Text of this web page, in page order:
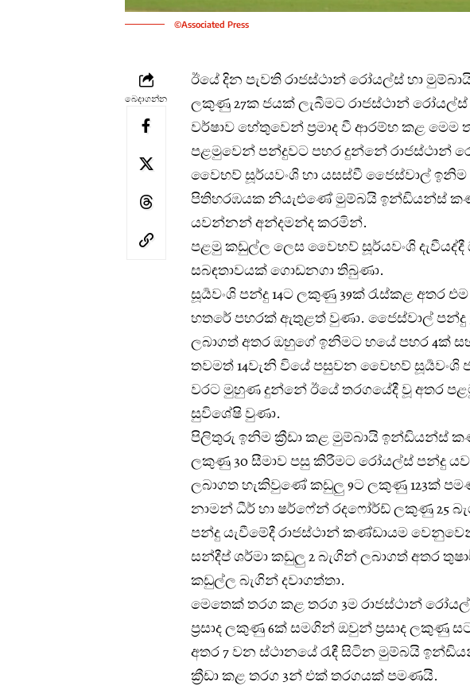
©Associated Press
බෙදාගන්න
ඊයේ දින පැවති රාජස්ථාන් රෝයල්ස් හා
ලකුණු 27ක ජයක් ලැබීමට රාජස්ථාන්
වර්ෂාව හේතුවෙන් ප්‍රමාද වී ආරම්භ කළ මෙම
පළමුවෙන් පන්දුවට පහර දුන්නේ රාජස්ථාන්
වෛභව් සූර්යවංශි හා යසස්වී ජෛස්වාල් ඉනිම
පිතිහරඹයක නියැළුණේ මුම්බයි ඉන්ඩියන්ස්
යවන්නන් අන්දමන්ද කරමින්.
පළමු කඩුල්ල ලෙස වෛභව් සූර්යවංශි
සබඳතාවයක් ගොඩනගා තිබුණා.
සූර්‍යවංශි පන්දු 14ට ලකුණු 39ක් රැස්කළ අතර
හතරේ පහරක් ඇතුළත් වුණා. ජෛස්වාල් පන්දු
ලබාගත් අතර ඔහුගේ ඉනිමට හයේ පහර 4ක්
තවමත් 14වැනි වියේ පසුවන වෛභව් සූර්‍යවංශි
වරට මුහුණ දුන්නේ ඊයේ තරගයේදී වූ අතර
සුවිශේෂි වුණා.
පිලිතුරු ඉනිම ක්‍රීඩා කළ මුම්බායි ඉන්ඩියන්ස්
ලකුණු 30 සීමාව පසු කිරීමට රෝයල්ස් පන්දු
ලබාගත හැකිවුණේ කඩුලු 9ට ලකුණු 123ක්
නාමන් ධීර් හා ෂර්ෆේන් රදෆෝර්ඩ් ලකුණු 25
පන්දු යැවීමේදී රාජස්ථාන් කණ්ඩායම
සන්දීප් ශර්මා කඩුලු 2 බැගින් ලබාගත් අතර
කඩුල්ල බැගින් දවාගත්තා.
මෙතෙක් තරග කළ තරග 3ම රාජස්ථාන්
ප්‍රසාද ලකුණු 6ක් සමගින් ඔවුන් ප්‍රසාද ලකුණු
අතර 7 වන ස්ථානයේ රැඳී සිටින මුම්බයි
ක්‍රීඩා කළ තරග 3න් එක් තරගයක් පමණයි.